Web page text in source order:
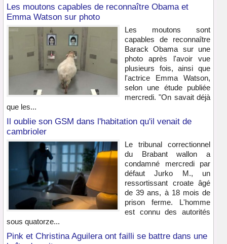
Les moutons capables de reconnaître Obama et
Emma Watson sur photo
Les moutons sont
capables de reconnaître
Barack Obama sur une
photo après l'avoir vue
plusieurs fois, ainsi que
l'actrice Emma Watson,
selon une étude publiée
mercredi. "On savait déjà
que les...
Il oublie son GSM dans l'habitation qu'il venait de
cambrioler
Le tribunal correctionnel
du Brabant wallon a
condamné mercredi par
défaut Jurko M., un
ressortissant croate âgé
de 39 ans, à 18 mois de
prison ferme. L'homme
est connu des autorités
sous quatorze...
Pink et Christina Aguilera ont failli se battre dans une